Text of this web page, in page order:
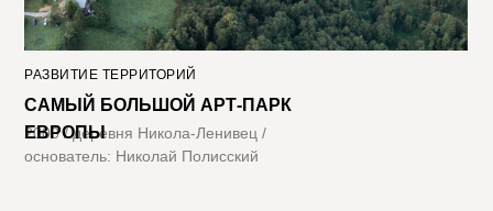
САМЫЙ БОЛЬШОЙ АРТ-ПАРК
ЕВРОПЫ
2000 / деревня Никола-Ленивец /
основатель: Николай Полисский
РАЗВИТИЕ ТЕРРИТОРИЙ